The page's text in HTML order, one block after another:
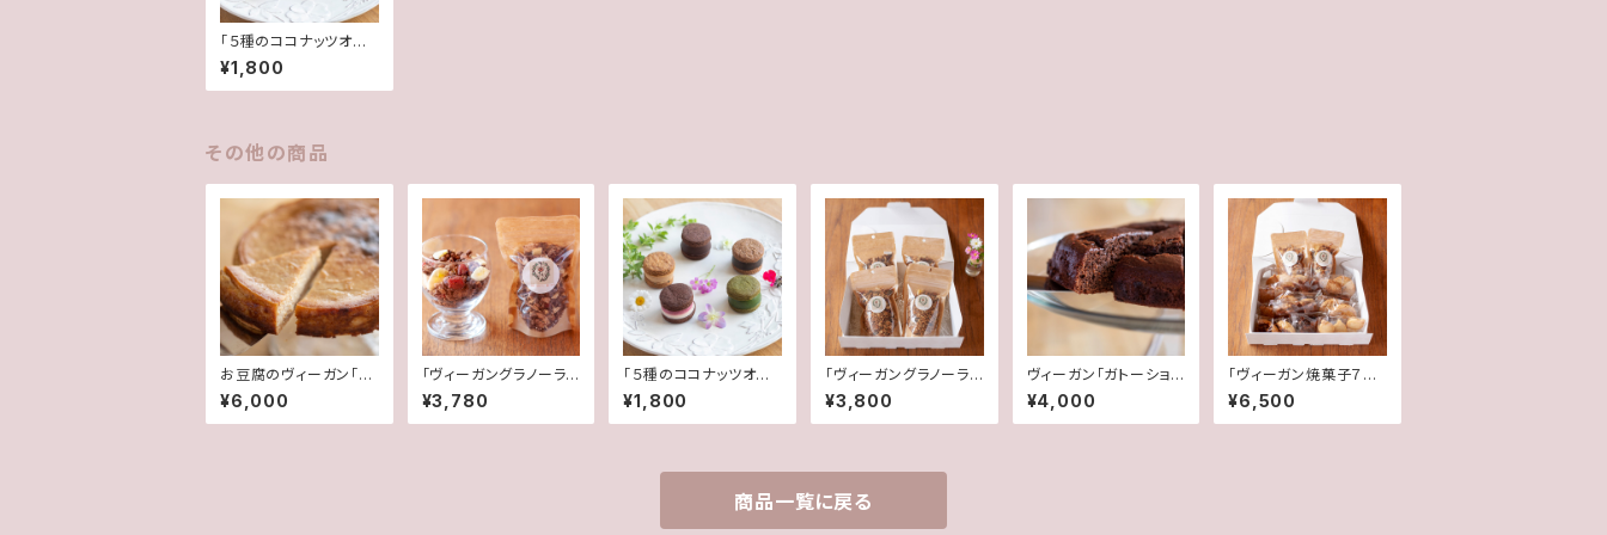
「５種のココナッツオイ
ルチョコサンド」詰め合
わせ
¥1,800
その他の商品
お豆腐のヴィーガン「チ
ーズケーキ」
¥6,000
「ヴィーガングラノーラ」
２種の詰め合わせ
¥3,780
「５種のココナッツオイ
ルチョコサンド」詰め合
わせ
¥1,800
「ヴィーガングラノーラ」
４種の詰め合わせ
¥3,800
ヴィーガン「ガトーショコ
ラ」
¥4,000
「ヴィーガン焼菓子７種」
詰め合わせ
¥6,500
商品一覧に戻る